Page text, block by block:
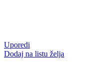
Uporedi
Dodaj na listu želja